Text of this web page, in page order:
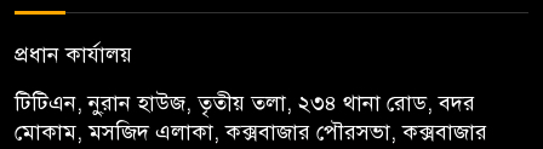
প্রধান কার্যালয়
টিটিএন, নু্রান হাউজ, তৃতীয় তলা, ২৩৪ থানা রোড, বদর
মোকাম, মসজিদ এলাকা, কক্সবাজার পৌরসভা, কক্সবাজার